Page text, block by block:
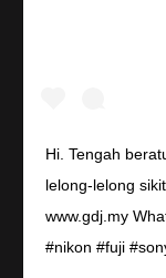
Hi. Tengah
lelong-lelong
www.gdj.my
#nikon #fuji